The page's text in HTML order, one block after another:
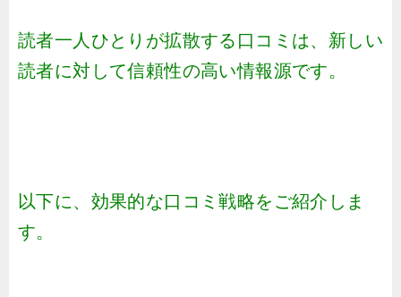
読者一人ひとりが拡散する口コミは、新しい
読者に対して信頼性の高い情報源です。
以下に、効果的な口コミ戦略をご紹介しま
す。